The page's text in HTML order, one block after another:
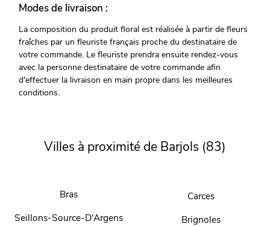
Modes de livraison :
La composition du produit floral est réalisée à partir de fleurs
fraîches par un fleuriste français proche du destinataire de
votre commande. Le fleuriste prendra ensuite rendez-vous
avec la personne destinataire de votre commande afin
d'effectuer la livraison en main propre dans les meilleures
conditions.
Villes à proximité de Barjols (83)
Bras
Seillons-Source-D'Argens
Carces
Brignoles